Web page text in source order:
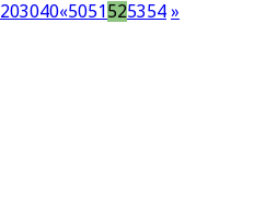
203040«5051525354 »